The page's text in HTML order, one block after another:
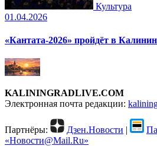
Культура
01.04.2026
«Кантата-2026» пройдёт в
KALININGRADLIVE.COM
Электронная почта редакции:
Партнёры: Дзен.Новости |
«Новости@Mail.Ru»